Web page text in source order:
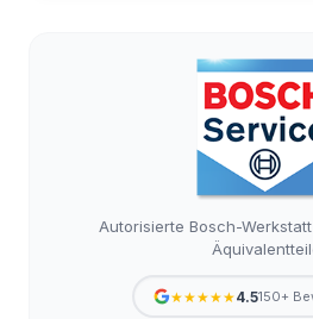
Autorisierte Bosch-
★★★★★4.5150+